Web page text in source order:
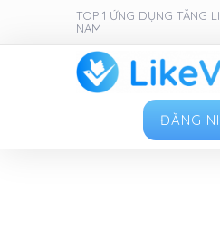
TOP 1 ỨNG DỤNG TĂNG
NAM
ĐĂNG